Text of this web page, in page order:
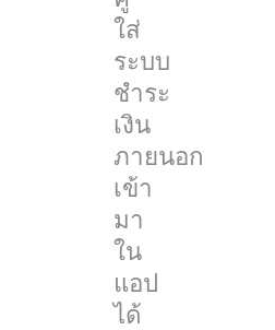
ใส่
ระบบ
ชำระ
เงิน
ภายนอก
เข้า
มา
ใน
แอป
ได้
หลัง
จาก
ที่
โดน
ปรับ
ไป
กว่า
50
ล้าน
ยูโร